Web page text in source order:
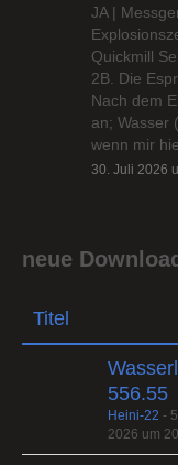
JA |
Quickmill
2B. Die
Nach dem
an; Wasser
wenn mir
30. Juli 2026
neue
Titel
556.55
Heini-22 -
2026 um